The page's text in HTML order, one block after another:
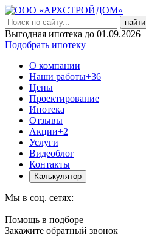
найти
Выгодная ипотека до 01.09.2026
Подобрать ипотеку
О компании
Наши работы+36
Цены
Проектирование
Ипотека
Отзывы
Акции+2
Услуги
Видеоблог
Контакты
Калькулятор
Мы в соц. сетях:
Помощь в подборе
Закажите обратный звонок